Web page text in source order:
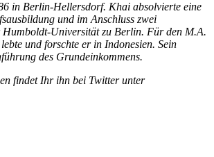
in Berlin-Hellersdorf. Khai absolvierte eine
und im Anschluss zwei
Humboldt-Universität zu Berlin. Für den M.A.
und forschte er in Indonesien. Sein
des Grundeinkommens.
findet Ihr ihn bei Twitter unter